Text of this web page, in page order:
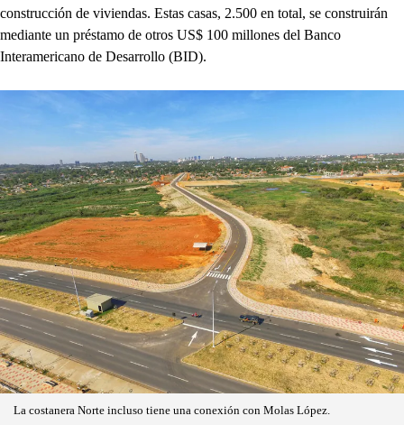
construcción de viviendas. Estas casas, 2.500 en total, se construirán
mediante un préstamo de otros US$ 100 millones del Banco
Interamericano de Desarrollo (BID).
La costanera Norte incluso tiene una conexión con Molas López.